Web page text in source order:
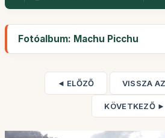
Fotóalbum: Machu Picchu
◄ ELŐZŐ VISSZA
KÖVETKEZŐ ►